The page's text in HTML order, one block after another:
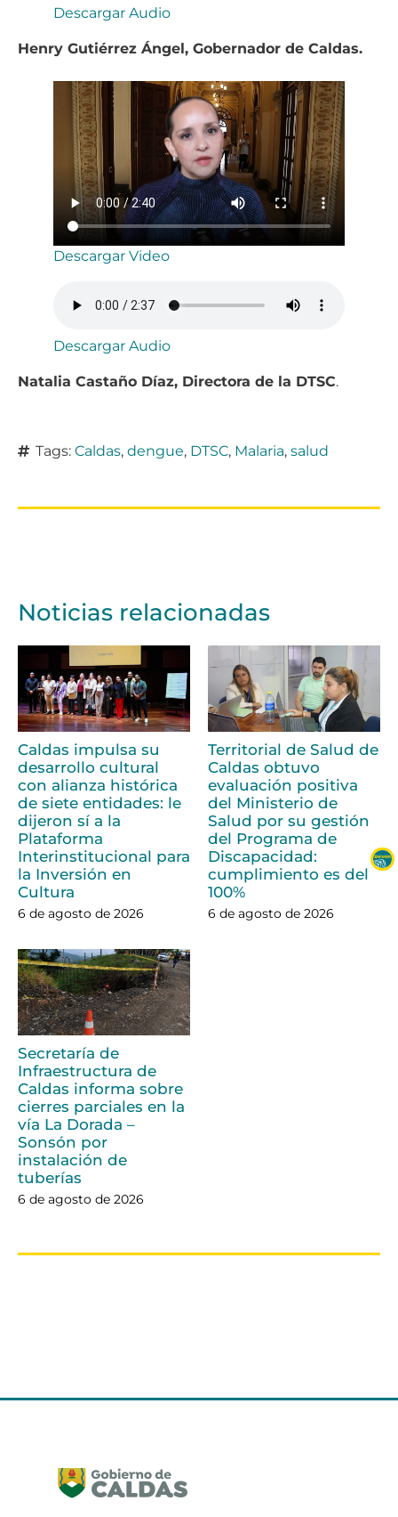
Descargar Audio
Henry Gutiérrez Ángel, Gobernador de Caldas.
Descargar Video
Descargar Audio
Natalia Castaño Díaz, Directora de la DTSC.
Tags: Caldas, dengue, DTSC, Malaria, salud
Noticias relacionadas
Caldas impulsa su
desarrollo cultural
con alianza histórica
de siete entidades: le
dijeron sí a la
Plataforma
Interinstitucional para
la Inversión en
Cultura
6 de agosto de 2026
Territorial de Salud de
Caldas obtuvo
evaluación positiva
del Ministerio de
Salud por su gestión
del Programa de
Discapacidad:
cumplimiento es del
100%
6 de agosto de 2026
Secretaría de
Infraestructura de
Caldas informa sobre
cierres parciales en la
vía La Dorada –
Sonsón por
instalación de
tuberías
6 de agosto de 2026